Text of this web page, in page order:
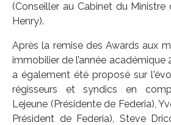
(Conseiller au Cabinet du Ministre
Henry).
Après la remise des Awards aux
immobilier de l’année académique
a également été proposé sur
régisseurs et syndics en
Lejeune (Présidente de Federia),
Président de Federia), Steve